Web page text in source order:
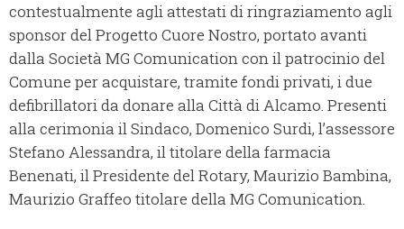
contestualmente agli attestati di ringraziamento agli
sponsor del Progetto Cuore Nostro, portato avanti
dalla Società MG Comunication con il patrocinio del
Comune per acquistare, tramite fondi privati, i due
defibrillatori da donare alla Città di Alcamo. Presenti
alla cerimonia il Sindaco, Domenico Surdi, l’assessore
Stefano Alessandra, il titolare della farmacia
Benenati, il Presidente del Rotary, Maurizio Bambina,
Maurizio Graffeo titolare della MG Comunication.